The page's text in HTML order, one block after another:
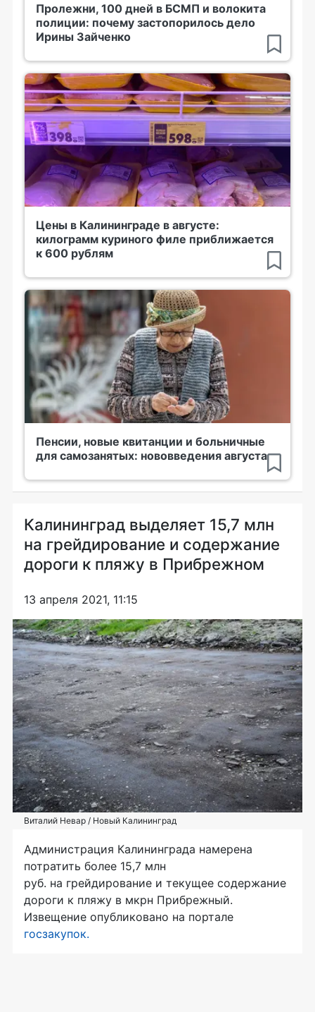
Пролежни, 100 дней в БСМП и волокита
полиции: почему застопорилось дело
Ирины Зайченко
Цены в Калининграде в августе:
килограмм куриного филе приближается
к 600 рублям
Пенсии, новые квитанции и больничные
для самозанятых: нововведения августа
Калининград выделяет 15,7 млн
на грейдирование и содержание
дороги к пляжу в Прибрежном
13 апреля 2021, 11:15
Виталий Невар / Новый Калининград
Администрация Калининграда намерена
потратить более 15,7 млн
руб. на грейдирование и текущее содержание
дороги к пляжу в мкрн Прибрежный.
Извещение опубликовано на портале
госзакупок.